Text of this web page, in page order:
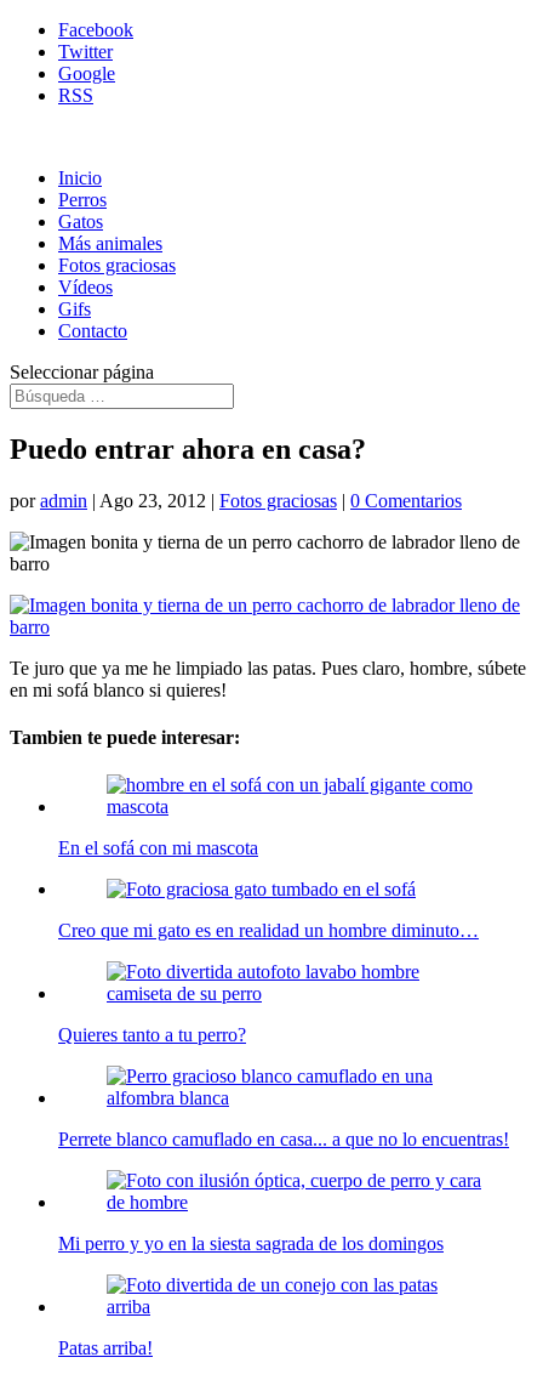
Facebook
Twitter
Google
RSS
Inicio
Perros
Gatos
Más animales
Fotos graciosas
Vídeos
Gifs
Contacto
Seleccionar página
Puedo entrar ahora en casa?
poradmin | Ago 23, 2012 | Fotos graciosas | 0 Comentarios
Te juro que ya me he limpiado las patas. Pues claro, hombre, súbete
en mi sofá blanco si quieres!
Tambien te puede interesar:
En el sofá con mi mascota
Creo que mi gato es en realidad un hombre diminuto…
Quieres tanto a tu perro?
Perrete blanco camuflado en casa... a que no lo encuentras!
Mi perro y yo en la siesta sagrada de los domingos
Patas arriba!